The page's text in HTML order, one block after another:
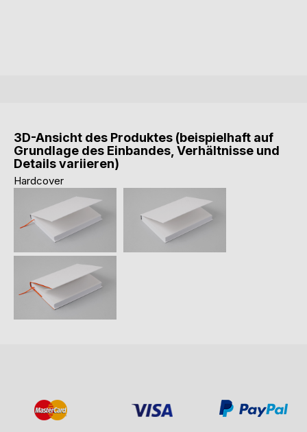
3D-Ansicht des Produktes (beispielhaft auf
Grundlage des Einbandes, Verhältnisse und
Details variieren)
Hardcover